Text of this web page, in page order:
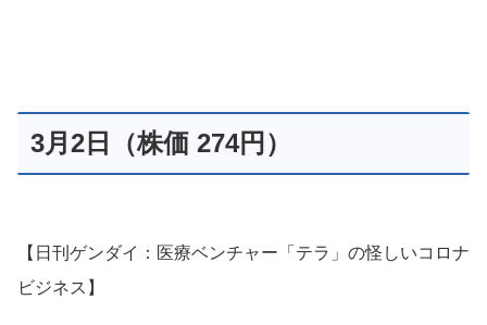
3月2日（株価 274円）
【日刊ゲンダイ：医療ベンチャー「テラ」の怪しいコロナ
ビジネス】